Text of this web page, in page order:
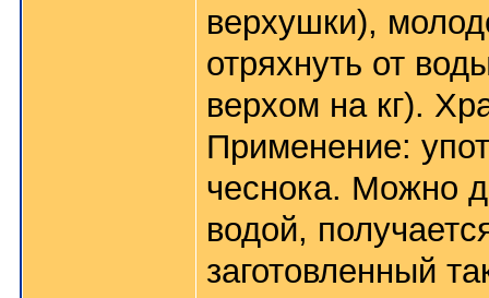
верхушки),
отряхнуть от
верхом на кг).
Применение:
чеснока. Можно
водой,
заготовленный